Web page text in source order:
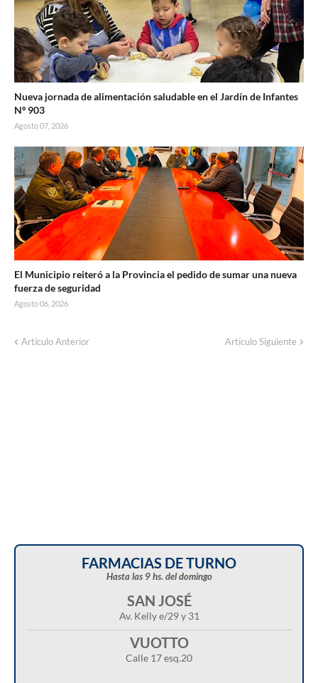
Nueva jornada de alimentación saludable en el Jardín de Infantes
Nº 903
Agosto 07, 2026
El Municipio reiteró a la Provincia el pedido de sumar una nueva
fuerza de seguridad
Agosto 06, 2026
Artículo Anterior Artículo Siguiente
Corte de energía programado para este
FARMACIAS DE TURNO
Hasta las 9 hs. del domingo
SAN JOSÉ
Av. Kelly e/29 y 31
VUOTTO
Calle 17 esq.20